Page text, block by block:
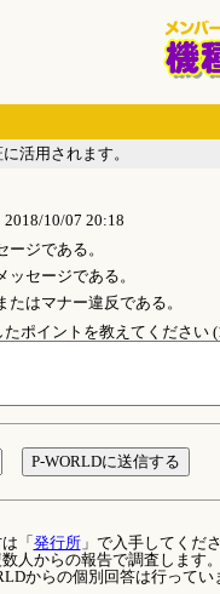
活用されます。
2018/10/07 20:18
ージである。
ッセージである。
たはマナー違反である。
ポイントを教えてください
「 発行所」で入手してくだ
人からの報告で調査します
からの個別回答は行ってい